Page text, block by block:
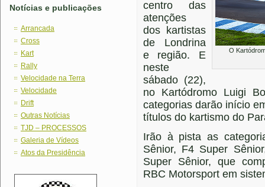
Notícias e publicações
Arrancada
Cross
Kart
Rally
Velocidade na Terra
Velocidade
Drift
Outras Notícias
TJD – PROCESSOS
Galeria de Vídeos
Atos da Presidência
O
centro das
atenções
dos kartistas
de Londrina
e região. E
neste
sábado (22),
no Kartódromo Luigi
categorias darão início
títulos do kartismo do
Irão à pista as
Sênior, F4 Super
Super Sênior, que
RBC Motorsport em